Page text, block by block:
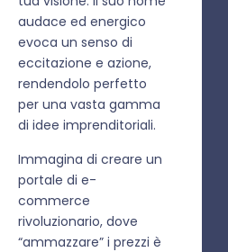
audace ed energico
evoca un senso di
eccitazione e azione,
rendendolo perfetto
per una vasta gamma
di idee imprenditoriali.
Immagina di creare un
portale di e-
commerce
rivoluzionario, dove
“ammazzare” i prezzi è